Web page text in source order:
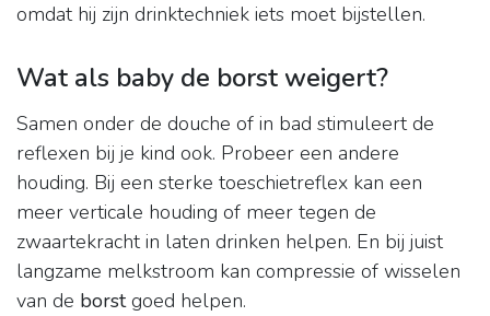
omdat hij zijn drinktechniek iets moet bijstellen.
Wat als baby de borst weigert?
Samen onder de douche of in bad stimuleert de
reflexen bij je kind ook. Probeer een andere
houding. Bij een sterke toeschietreflex kan een
meer verticale houding of meer tegen de
zwaartekracht in laten drinken helpen. En bij juist
langzame melkstroom kan compressie of wisselen
van de borstgoed helpen.